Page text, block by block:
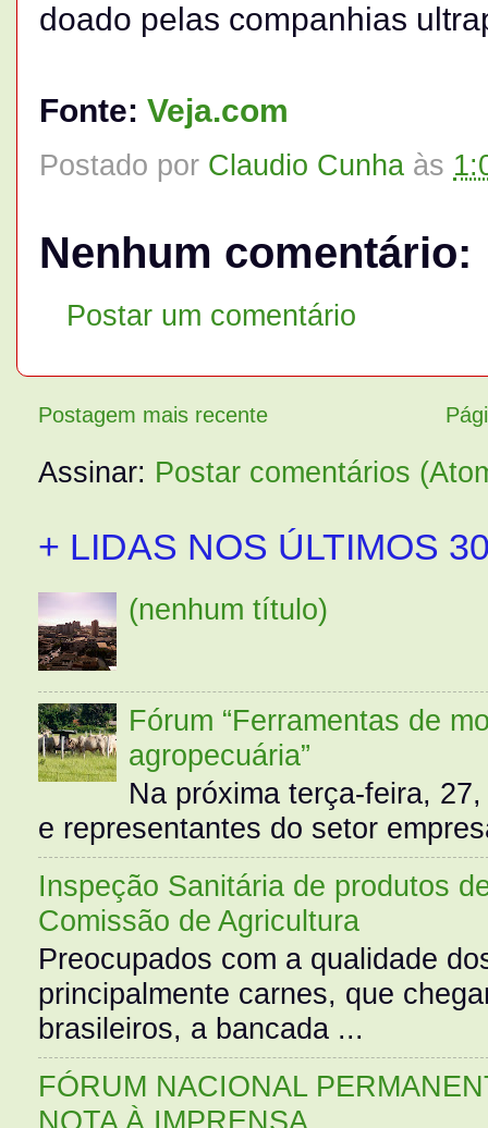
doado pelas companhias
Fonte: Veja.com
Postado por Claudio Cunha às
Nenhum comentário:
Postar um comentário
Postagem mais recente
Assinar: Postar comentários
+ LIDAS NOS ÚLTIMOS
(nenhum título)
Fórum “Ferramentas de
agropecuária”
Na próxima terça-feira,
e representantes do setor
Inspeção Sanitária de produtos
Comissão de Agricultura
Preocupados com a qualidade
principalmente carnes, que
brasileiros, a bancada ...
FÓRUM NACIONAL
NOTA À IMPRENSA